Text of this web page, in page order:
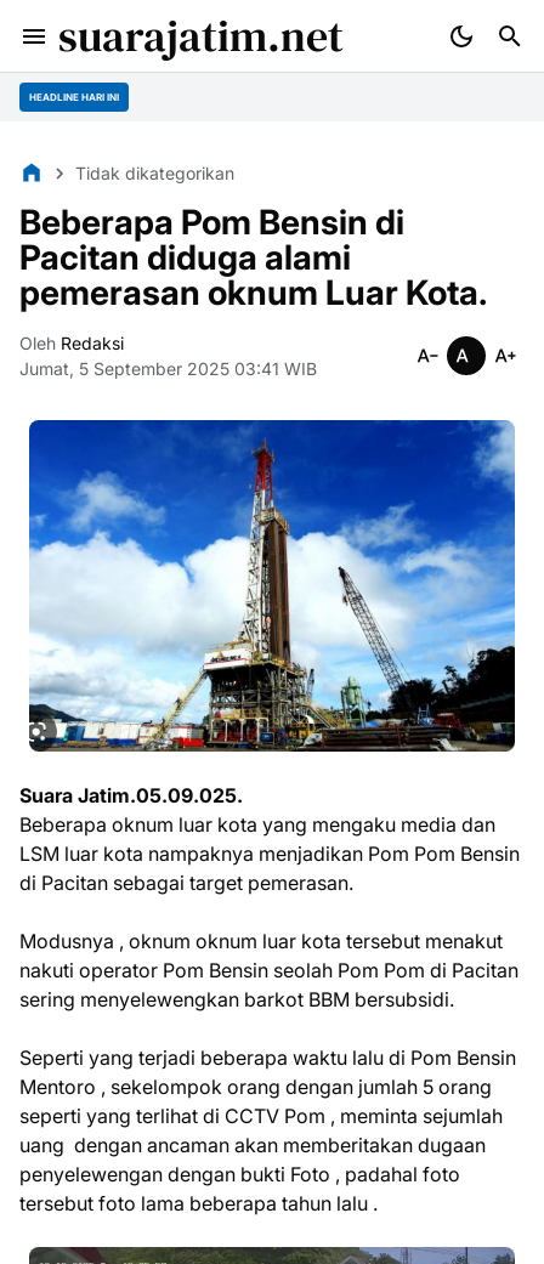
suarajatim.net
HEADLINE HARI INI
Tidak dikategorikan
Beberapa Pom Bensin di
Pacitan diduga alami
pemerasan oknum Luar Kota.
Oleh Redaksi
Jumat, 5 September 2025 03:41 WIB
Suara Jatim.05.09.025.
Beberapa oknum luar kota yang mengaku media dan
LSM luar kota nampaknya menjadikan Pom Pom Bensin
di Pacitan sebagai target pemerasan.
Modusnya , oknum oknum luar kota tersebut menakut
nakuti operator Pom Bensin seolah Pom Pom di Pacitan
sering menyelewengkan barkot BBM bersubsidi.
Seperti yang terjadi beberapa waktu lalu di Pom Bensin
Mentoro , sekelompok orang dengan jumlah 5 orang
seperti yang terlihat di CCTV Pom , meminta sejumlah
uang dengan ancaman akan memberitakan dugaan
penyelewengan dengan bukti Foto , padahal foto
tersebut foto lama beberapa tahun lalu .